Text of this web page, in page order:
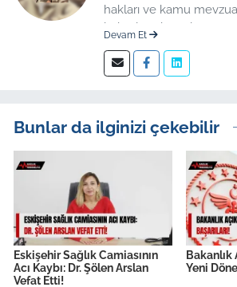
hakları ve kamu
haberleri düzenleme
Devam Et
Bunlar da ilginizi çekebilir
Eskişehir Sağlık Camiasının
Acı Kaybı: Dr. Şölen Arslan
Vefat Etti!
Bakanlık
Yeni